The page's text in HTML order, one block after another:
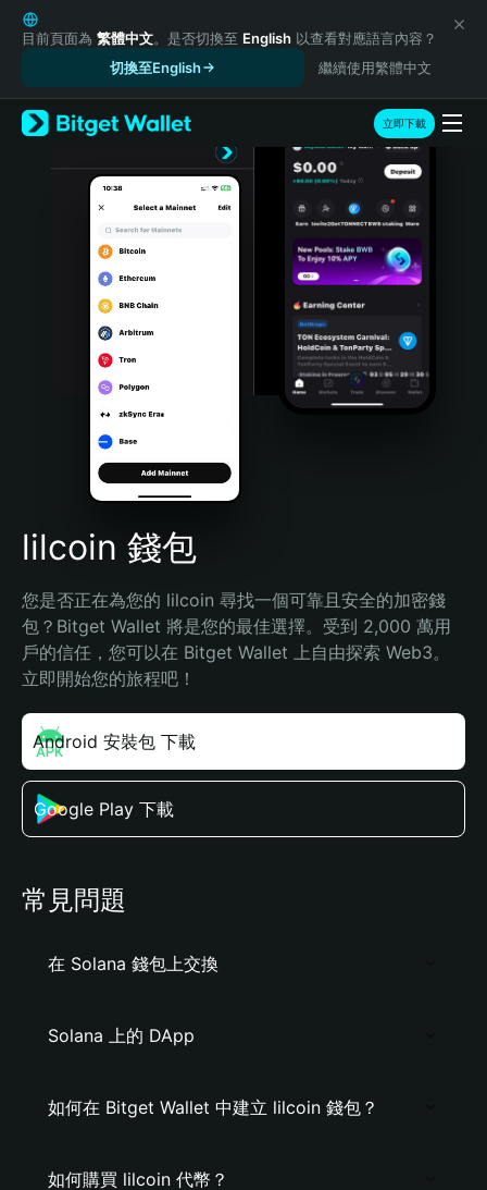
English
日本語
Русский
Español (Latinoamérica)
Türkçe
Português (Portugal)
Bahasa Indonesia
Português (Brasil)
Español (Argentina)
目前頁面為 繁體中文。是否切換至 English 以查看對應語言內容？
切換至English
繼續使用繁體中文
立即下載
lilcoin 錢包
您是否正在為您的 lilcoin 尋找一個可靠且安全的加密錢
包？Bitget Wallet 將是您的最佳選擇。受到 2,000 萬用
戶的信任，您可以在 Bitget Wallet 上自由探索 Web3。
立即開始您的旅程吧！
Android 安裝包 下載
Google Play 下載
常見問題
在 Solana 錢包上交換
Solana 上的 DApp
如何在 Bitget Wallet 中建立 lilcoin 錢包？
如何購買 lilcoin 代幣？